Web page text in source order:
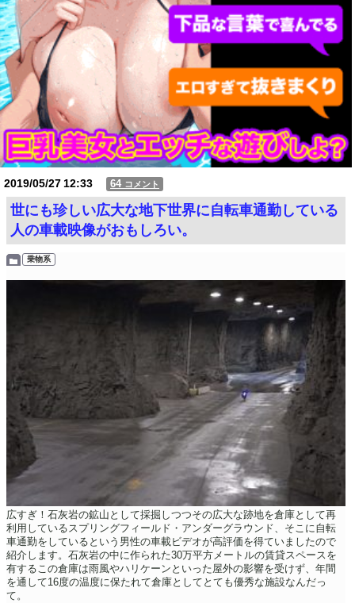
2019/05/2712:33 64 コメント
世にも珍しい広大な地下世界に自転車通勤している
人の車載映像がおもしろい。
乗物系
広すぎ！石灰岩の鉱山として採掘しつつその広大な跡地を倉庫として再
利用しているスプリングフィールド・アンダーグラウンド、そこに自転
車通勤をしているという男性の車載ビデオが高評価を得ていましたので
紹介します。石灰岩の中に作られた30万平方メートルの賃貸スペースを
有するこの倉庫は雨風やハリケーンといった屋外の影響を受けず、年間
を通して16度の温度に保たれて倉庫としてとても優秀な施設なんだっ
て。